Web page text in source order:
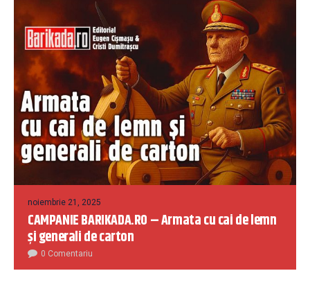
noiembrie 21, 2025
CAMPANIE BARIKADA.RO – Armata cu cai de lemn
și generali de carton
0 Comentariu